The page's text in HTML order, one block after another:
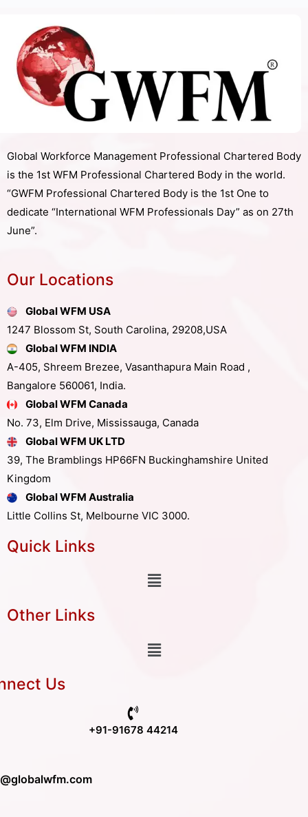
Global Workforce Management Professional Chartered Body
is the 1st WFM Professional Chartered Body in the world.
“GWFM Professional Chartered Body is the 1st One to
dedicate “International WFM Professionals Day” as on 27th
June”.
Our Locations
Global WFM USA
1247 Blossom St, South Carolina, 29208,USA
Global WFM INDIA
A-405, Shreem Brezee, Vasanthapura Main Road ,
Bangalore 560061, India.
Global WFM Canada
No. 73, Elm Drive, Mississauga, Canada
Global WFM UK LTD
39, The Bramblings HP66FN Buckinghamshire United
Kingdom
Global WFM Australia
Little Collins St, Melbourne VIC 3000.
Quick Links
Other Links
Us
+91-91678 44214